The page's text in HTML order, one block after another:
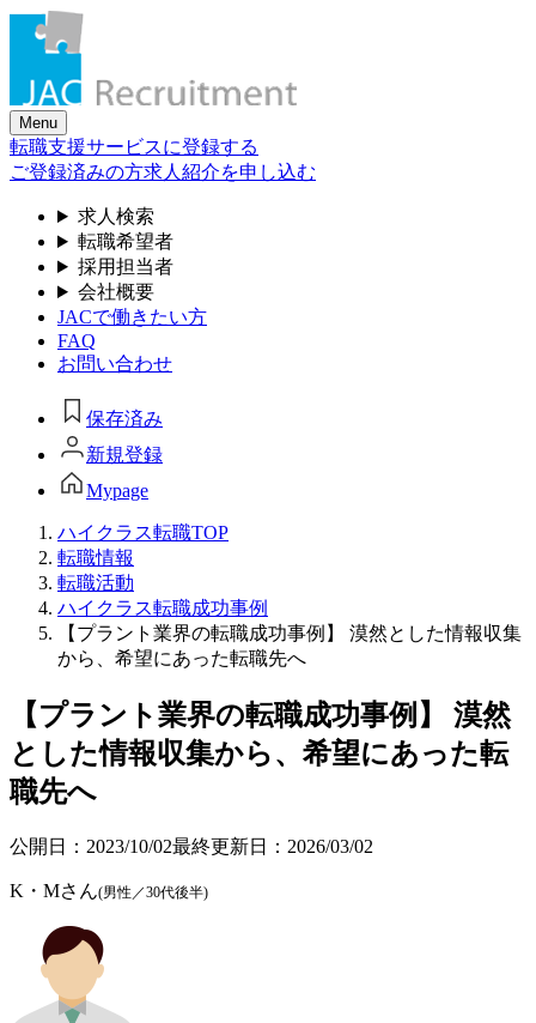
Skip
content
Menu
転職支援サービスに登録する
ご登録済みの方求人紹介を申し込む
求人検索
転職希望者
採用担当者
会社概要
JACで働きたい方
FAQ
お問い合わせ
保存済み
新規登録
Mypage
ハイクラス転職TOP
転職情報
転職活動
ハイクラス転職成功事例
【プラント業界の転職成功事例】 漠然とした情報収集
から、希望にあった転職先へ
【プラント業界の転職成功事例】 漠然
とした情報収集から、希望にあった転
職先へ
公開日： 2023/10/02最終更新日： 2026/03/02
K・Mさん(男性／30代後半)